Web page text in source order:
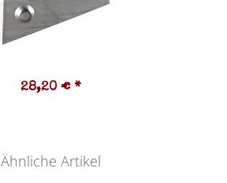
28,20 € *
Ähnliche Artikel